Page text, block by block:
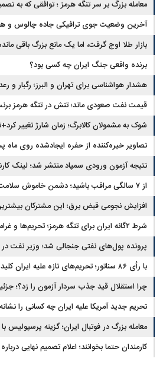
معامله بزرگ بر سر تنگه هرمز ؛ توافقی که به
آخرین وضعیت جوی ترافیکی جاده چالوس و
بازار طلا اوج گرفت، اما یک مانع بزرگ باقی
برنده واقعی جنگ ایران چه کسی بود؟
هشدار هواشناسی برای تهران و البرز؛ رگبار و
قیمت نفت صعودی ماند؛ تنش در تنگه هرمز برنت را ۸۳
شوک به مشمولان کالابرگ؛ زمان شارژ تغییر
تصاویر خیره‌کننده از حفره ایجادشده روی ماه
نتیجه آزمون ورودی سمپاد منتشر شد؛ لینک
از ۷ سالگی مراقب باشید؛ دشمن خاموش سلامت کودکان شناسایی شد
افزایش نجومی قبض برق؛ این مشترکان
شرط ۲گانه ایران برای تنگه هرمز؛ تحریم‌ها و غرامت به معادله برگشتند
پرونده پول‌های نفتی جنجالی شد؛ وزیر نفت
با رأی ۸۶ سناتور؛ تحریم‌های تازه علیه ایران کلید خورد
چرا استقلال قید جذب سردار آزمون را زد؟؛
تحریم جدید آمریکا علیه ایران چه کسانی را
معامله بزرگ در فوتبال ایران؛ گزینه
کارمندان حتما بخوانند؛ اعلام تصمیم نهایی